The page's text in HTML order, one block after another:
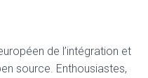
de l’intégration et
source. Enthousiastes,